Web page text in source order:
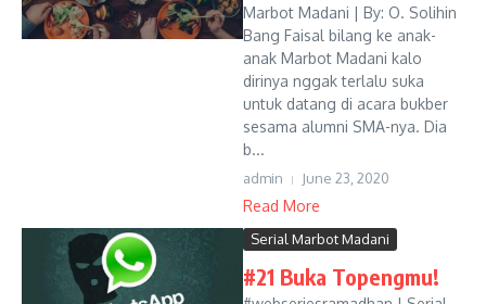
Marbot Madani | By: O. Solihin
Bang Faisal bilang ke anak-
anak Marbot Madani kalo
dirinya nggak terlalu suka
untuk datang di acara bukber
sesama alumni SMA-nya. Dia
b...
admin June 23, 2020
Read More
Serial Marbot Madani
#21 Buka Topengmu!